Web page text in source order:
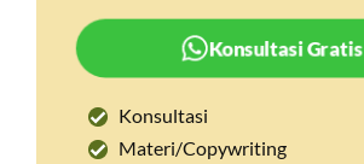
Konsultasi Gratis
Konsultasi
Materi/Copywriting